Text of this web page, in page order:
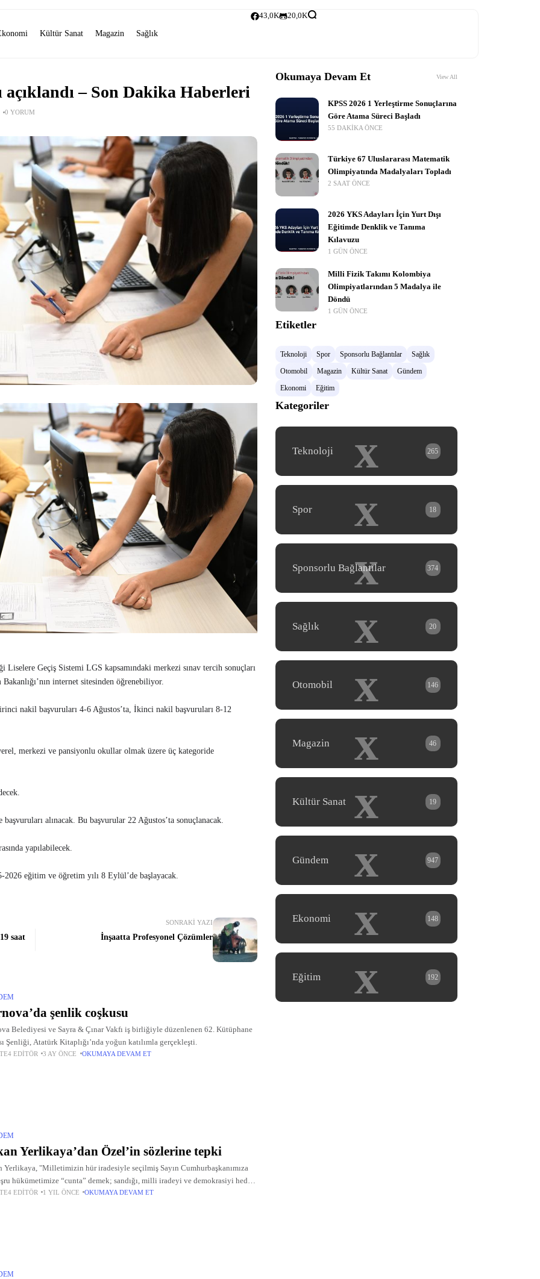
Kültür Sanat Magazin Sağlık
43,0K 20,0K
– Son Dakika Haberleri
0 YORUM
Liselere Geçiş Sistemi LGS kapsamındaki merkezi sınav tercih sonuçları
internet sitesinden öğrenebiliyor.
nakil başvuruları 4-6 Ağustos’ta, İkinci nakil başvuruları 8-12
merkezi ve pansiyonlu okullar olmak üzere üç kategoride
alınacak. Bu başvurular 22 Ağustos’ta sonuçlanacak.
yapılabilecek.
eğitim ve öğretim yılı 8 Eylül’de başlayacak.
saat
SONRAKI YAZI
İnşaatta Profesyonel Çözümler
şenlik coşkusu
Belediyesi ve Sayra & Çınar Vakfı iş birliğiyle düzenlenen 62. Kütüphane
Şenliği, Atatürk Kitaplığı’nda yoğun katılımla gerçekleşti.
EDITÖR 3 AY ÖNCE OKUMAYA DEVAM ET
Yerlikaya’dan Özel’in sözlerine tepki
Yerlikaya, "Milletimizin hür iradesiyle seçilmiş Sayın Cumhurbaşkanımıza
hükümetimize “cunta” demek; sandığı, milli iradeyi ve demokrasiyi hedef
“Cunta yönetimi” iftirası, Türkiye’yi yurtdışına şikayet etme alışkanlığının
EDITÖR 1 YIL ÖNCE OKUMAYA DEVAM ET
Okumaya Devam Et View All
KPSS 2026 1 Yerleştirme Sonuçlarına
Göre Atama Süreci Başladı
55 DAKIKA ÖNCE
Türkiye 67 Uluslararası Matematik
Olimpiyatında Madalyaları Topladı
2 SAAT ÖNCE
2026 YKS Adayları İçin Yurt Dışı
Eğitimde Denklik ve Tanıma
Kılavuzu
1 GÜN ÖNCE
Milli Fizik Takımı Kolombiya
Olimpiyatlarından 5 Madalya ile
Döndü
1 GÜN ÖNCE
Etiketler
Teknoloji Spor Sponsorlu Bağlantılar
Sağlık
Otomobil
Magazin Kültür Sanat
Gündem
Ekonomi
Eğitim
Kategoriler
x
Teknoloji 265
x
Spor 18
x
Sponsorlu Bağlantılar 374
x
Sağlık 20
x
Otomobil 146
x
Magazin 46
x
Kültür Sanat 19
x
Gündem 947
x
Ekonomi 148
x
Eğitim 192